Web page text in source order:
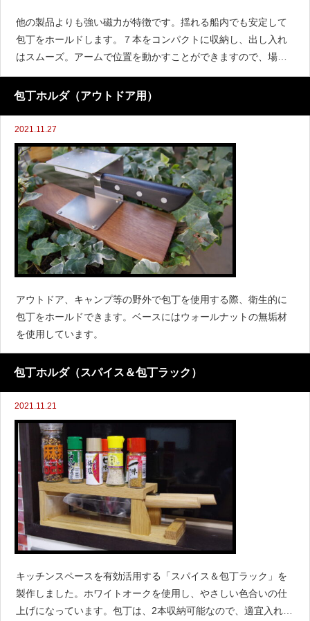
他の製品よりも強い磁力が特徴です。揺れる船内でも安定して
包丁をホールドします。７本をコンパクトに収納し、出し入れ
はスムーズ。アームで位置を動かすことができますので、場所
を取りません。
包丁ホルダ（アウトドア用）
2021.11.27
アウトドア、キャンプ等の野外で包丁を使用する際、衛生的に
包丁をホールドできます。ベースにはウォールナットの無垢材
を使用しています。
包丁ホルダ（スパイス＆包丁ラック）
2021.11.21
キッチンスペースを有効活用する「スパイス＆包丁ラック」を
製作しました。ホワイトオークを使用し、やさしい色合いの仕
上げになっています。包丁は、2本収納可能なので、適宜入れ替